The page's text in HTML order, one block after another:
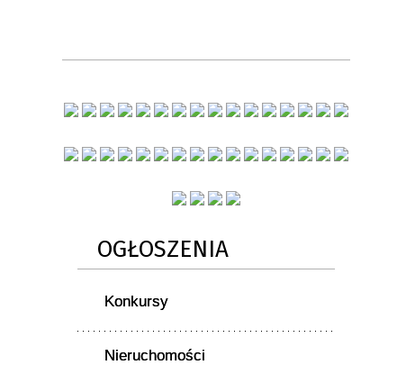
OGŁOSZENIA
Konkursy
Nieruchomości